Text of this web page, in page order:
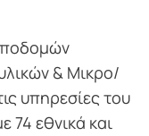
& Μικρο/
υπηρεσίες του
74 εθνικά και